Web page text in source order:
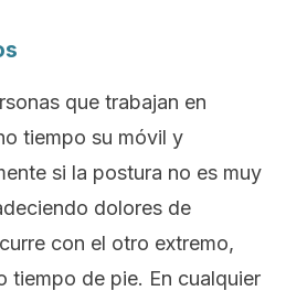
que trabajan en
tiempo su móvil y
si la postura no es muy
dolores de
con el otro extremo,
tiempo de pie. En cualquier